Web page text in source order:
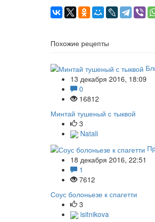
Похожие рецепты
13 декабря 2016, 18:09
0
16812
Минтай тушеный с тыквой
3
Natali
18 декабря 2016, 22:51
1
7612
Соус болоньезе к спагетти
3
isitnikova